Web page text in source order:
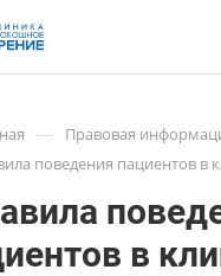
— Правовая
поведения пациентов в
в